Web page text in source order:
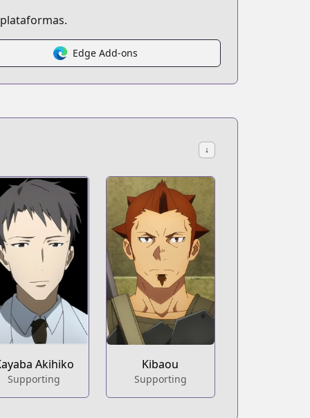
Edge Add-ons
↓
Akihiko
Supporting
Kibaou
Supporting